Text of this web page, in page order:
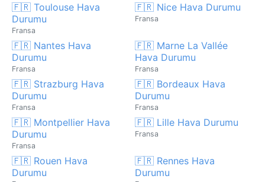
🇫🇷 Toulouse Hava
Durumu
Fransa
🇫🇷 Nice Hava Durumu
Fransa
🇫🇷 Nantes Hava
Durumu
Fransa
🇫🇷 Marne La Vallée
Hava Durumu
Fransa
🇫🇷 Strazburg Hava
Durumu
Fransa
🇫🇷 Bordeaux Hava
Durumu
Fransa
🇫🇷 Montpellier Hava
Durumu
Fransa
🇫🇷 Lille Hava Durumu
Fransa
🇫🇷 Rouen Hava
Durumu
🇫🇷 Rennes Hava
Durumu